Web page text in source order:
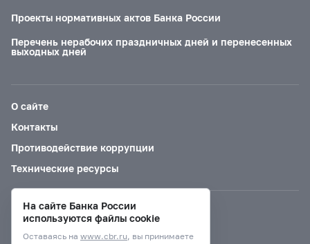
Проекты нормативных актов Банка России
Перечень нерабочих праздничных дней и перенесенных
выходных дней
О сайте
Контакты
Противодействие коррупции
Технические ресурсы
Версия для слабовидящих
На сайте Банка России
используются файлы cookie
Оставаясь на www.cbr.ru, вы принимаете